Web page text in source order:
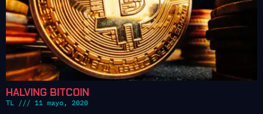
HALVING BITCOIN
TL 11 mayo, 2020